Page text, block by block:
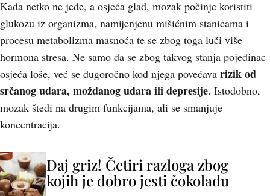
Kada netko ne jede, a osjeća glad, mozak počinje koristiti
glukozu iz organizma, namijenjenu mišićnim stanicama i
procesu metabolizma masnoća te se zbog toga luči više
hormona stresa. Ne samo da se zbog takvog stanja pojedinac
osjeća loše, već se dugoročno kod njega povećava rizik od
srčanog udara, moždanog udara ili depresije. Istodobno,
mozak štedi na drugim funkcijama, ali se smanjuje
koncentracija.
Daj griz! Četiri razloga zbog
kojih je dobro jesti čokoladu